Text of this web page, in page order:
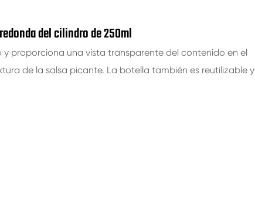
del cilindro de 250ml
proporciona una vista transparente del contenido en el
de la salsa picante. La botella también es reutilizable y